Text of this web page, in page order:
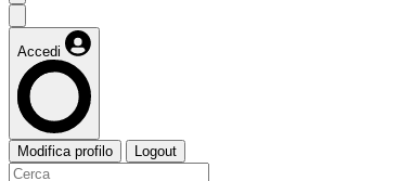
Accedi
Modifica profilo Logout